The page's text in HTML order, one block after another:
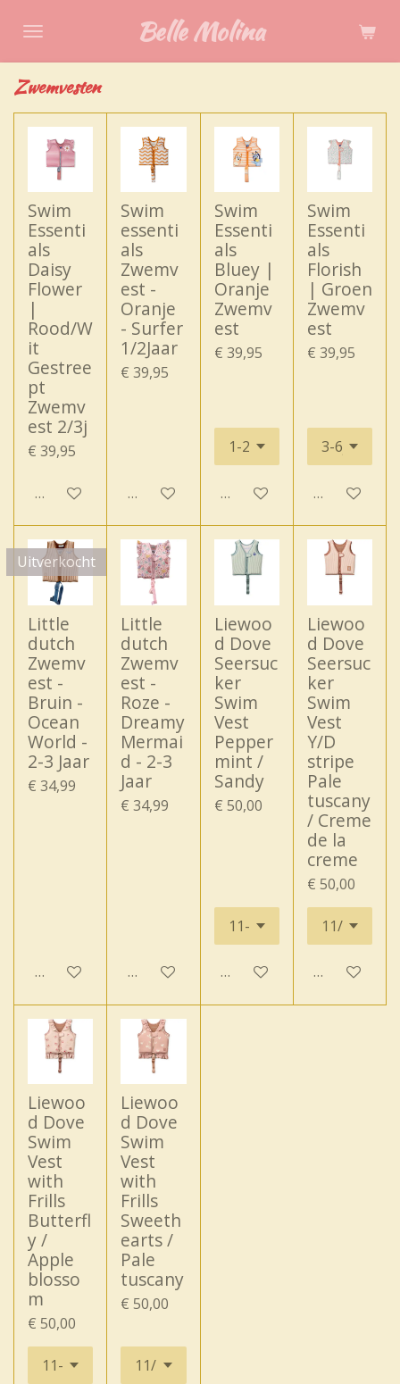
direct
naar
de
Belle Molina
Zwemvesten
Swim
Essenti
als
Daisy
Flower
|
Rood/W
it
Gestree
pt
Zwemv
est 2/3j
€ 39,95
In winkelwagen
Swim
essenti
als
Zwemv
est -
Oranje
- Surfer
1/2Jaar
€ 39,95
In winkelwagen
Swim
Essenti
als
Bluey |
Oranje
Zwemv
est
€ 39,95
In winkelwagen
Swim
Essenti
als
Florish
| Groen
Zwemv
est
€ 39,95
In
Uitverkocht
Little
dutch
Zwemv
est -
Bruin -
Ocean
World -
2-3 Jaar
€ 34,99
Houd mij op de hoogte
Little
dutch
Zwemv
est -
Roze -
Dreamy
Mermai
d - 2-3
Jaar
€ 34,99
In winkelwagen
Liewoo
d Dove
Seersuc
ker
Swim
Vest
Pepper
mint /
Sandy
€ 50,00
In winkelwagen
Liewoo
d Dove
Seersuc
ker
Swim
Vest
Y/D
stripe
Pale
tuscany
/ Creme
de la
creme
€ 50,00
In
Liewoo
d Dove
Swim
Vest
with
Frills
Butterfl
y /
Apple
blosso
m
€ 50,00
Liewoo
d Dove
Swim
Vest
with
Frills
Sweeth
earts /
Pale
tuscany
€ 50,00